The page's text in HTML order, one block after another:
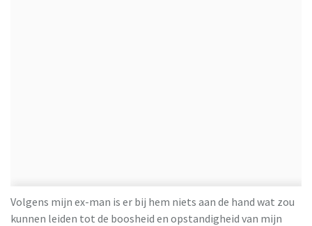
Volgens mijn ex-man is er bij hem niets aan de hand wat zou
kunnen leiden tot de boosheid en opstandigheid van mijn